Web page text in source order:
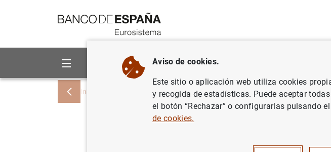
Sobre el Banco Áreas de actuación
Inicio Noticias y eventos Noticias del Banco Central Europeo
Aviso de cookies.
Este sitio o aplicación web utiliza cookies
y recogida de estadísticas. Puede aceptar
el botón “Rechazar” o configurarlas pulsando
de cookies.